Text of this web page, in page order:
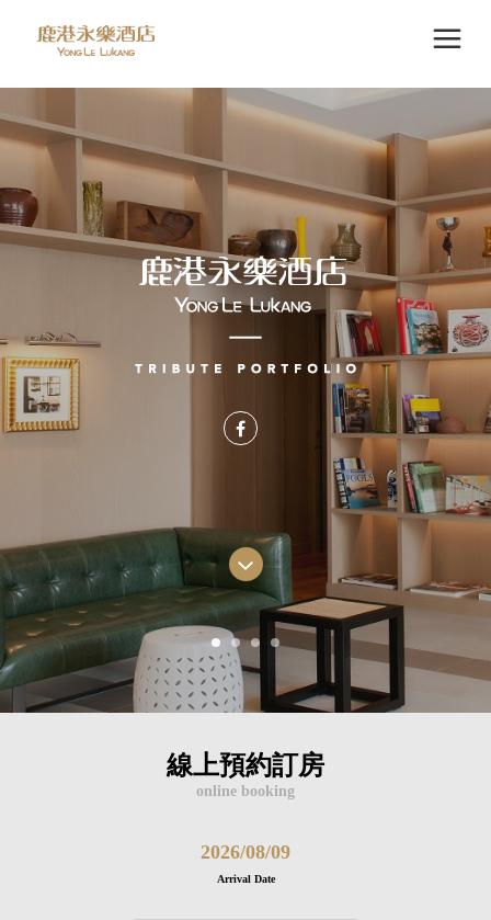
線上預約訂房
online booking
Arrival Date